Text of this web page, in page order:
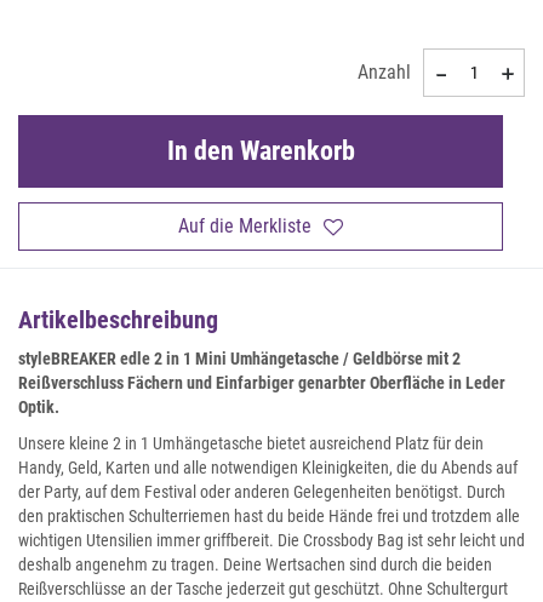
Anzahl
Auf die Merkliste
In den Warenkorb
Artikelbeschreibung
styleBREAKER edle 2 in 1 Mini Umhängetasche / Geldbörse mit 2
Reißverschluss Fächern und Einfarbiger genarbter Oberfläche in Leder
Optik.
Unsere kleine 2 in 1 Umhängetasche bietet ausreichend Platz für dein
Handy, Geld, Karten und alle notwendigen Kleinigkeiten, die du Abends auf
der Party, auf dem Festival oder anderen Gelegenheiten benötigst. Durch
den praktischen Schulterriemen hast du beide Hände frei und trotzdem alle
wichtigen Utensilien immer griffbereit. Die Crossbody Bag ist sehr leicht und
deshalb angenehm zu tragen. Deine Wertsachen sind durch die beiden
Reißverschlüsse an der Tasche jederzeit gut geschützt. Ohne Schultergurt